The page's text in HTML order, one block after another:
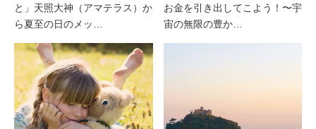
と」天照大神（アマテラス）か
ら夏至の日のメッ…
お金を引き出してこよう！〜宇
宙の無限の豊か…